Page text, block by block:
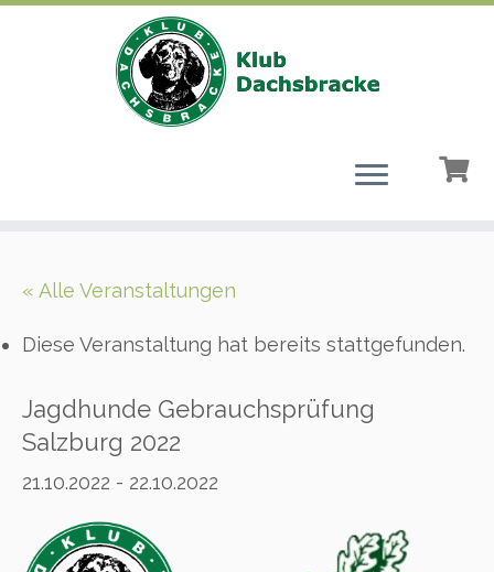
« Alle Veranstaltungen
Diese Veranstaltung hat bereits stattgefunden.
Jagdhunde Gebrauchsprüfung
Salzburg 2022
21.10.2022 - 22.10.2022